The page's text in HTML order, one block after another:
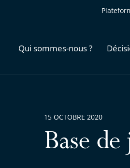
Qui sommes-nous ?
Base
15 OCTOBRE 2020